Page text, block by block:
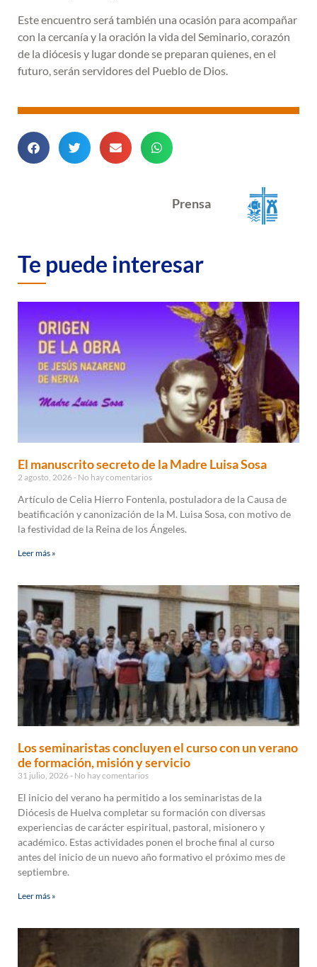
Este encuentro será también una ocasión para acompañar
con la cercanía y la oración la vida del Seminario, corazón
de la diócesis y lugar donde se preparan quienes, en el
futuro, serán servidores del Pueblo de Dios.
Prensa
Te puede interesar
El manuscrito secreto de la Madre Luisa Sosa
2 agosto, 2026 No hay comentarios
Artículo de Celia Hierro Fontenla, postuladora de la Causa de
beatificación y canonización de la M. Luisa Sosa, con motivo de
la festividad de la Reina de los Ángeles.
Leer más »
Los seminaristas concluyen el curso con un verano
de formación, misión y servicio
31 julio, 2026 No hay comentarios
El inicio del verano ha permitido a los seminaristas de la
Diócesis de Huelva completar su formación con diversas
experiencias de carácter espiritual, pastoral, misionero y
académico. Estas actividades ponen el broche final al curso
antes del inicio de un nuevo año formativo el próximo mes de
septiembre.
Leer más »